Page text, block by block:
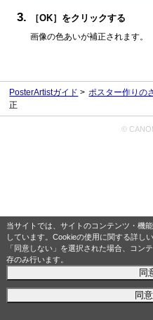
当サイトでは、サイトのコンテンツ・機
しています。Cookieの使用に関する詳し
「同意しない」を選択された場合、コン
存のみ行います。
同
同
［OK］をクリックする
画像の色あいが補正されます。
PosterArtistガイド ポスター作りの
正
©